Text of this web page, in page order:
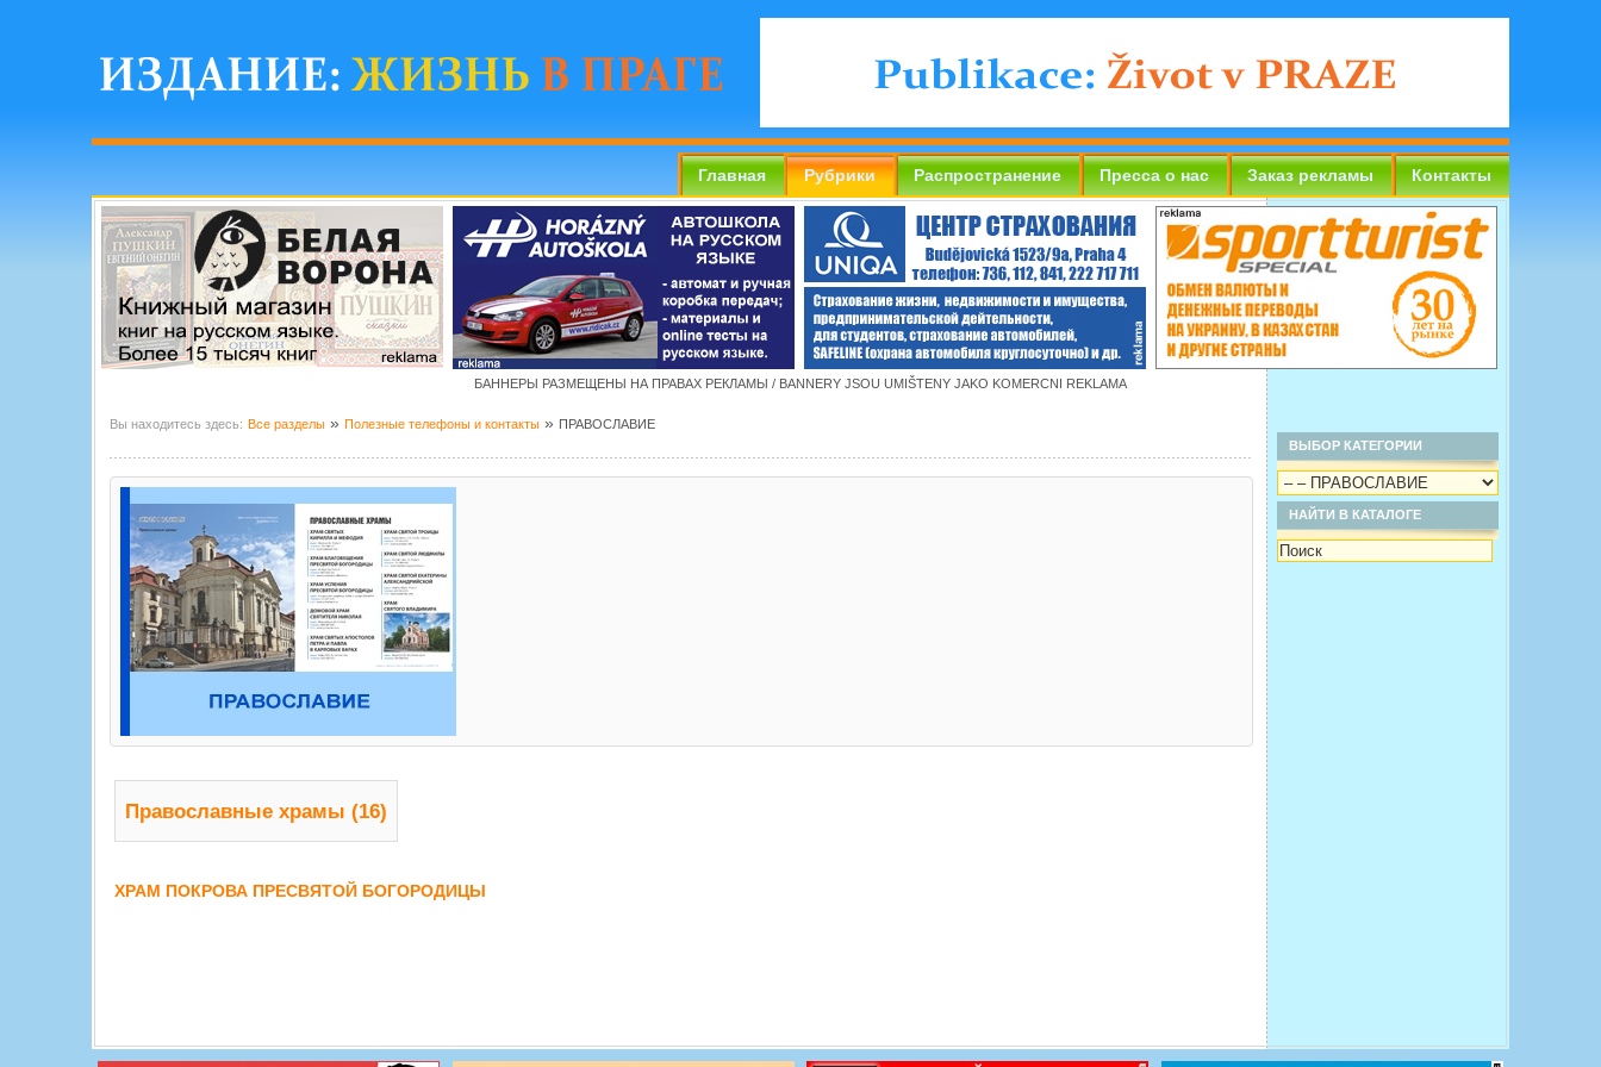
Главная Рубрики Распространение Пресса о нас Заказ рекламы Контакты
БАННЕРЫ РАЗМЕЩЕНЫ НА ПРАВАХ РЕКЛАМЫ / BANNERY JSOU UMIŠTENY JAKO KOMERCNI REKLAMA
Вы находитесь здесь: Все разделы » Полезные телефоны и контакты » ПРАВОСЛАВИЕ
Православные храмы (16)
ХРАМ ПОКРОВА ПРЕСВЯТОЙ БОГОРОДИЦЫ
ВЫБОР КАТЕГОРИИ
НАЙТИ В КАТАЛОГЕ